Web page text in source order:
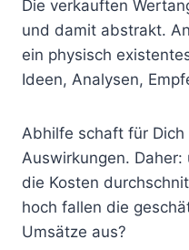
Die verkauften
und damit abstrakt.
ein physisch
Ideen, Analysen,
Abhilfe schaft für
Auswirkungen.
die Kosten
hoch fallen die
Umsätze aus?